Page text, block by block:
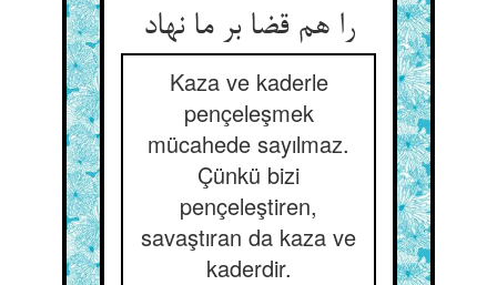
را هم قضا بر ما نهاد
Kaza ve kaderle
pençeleşmek
mücahede sayılmaz.
Çünkü bizi
pençeleştiren,
savaştıran da kaza ve
kaderdir.